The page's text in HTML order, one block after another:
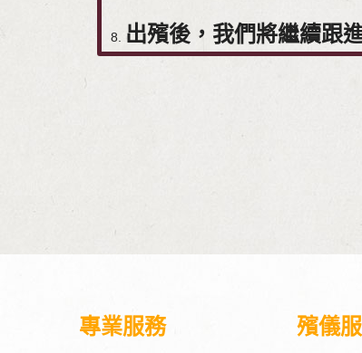
出殯後，我們將繼續跟
專業服務 殯儀